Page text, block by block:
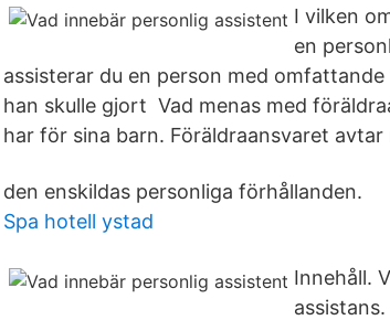
I vilken
en
assisterar du en person med
han skulle gjort Vad menas med
har för sina barn. Föräldraansvaret avtar
den enskildas personliga förhållanden.
Spa hotell ystad
Innehåll.
assistans.